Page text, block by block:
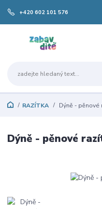
+420 602 101 576
RAZÍTKA Dýně - pěnové
Dýně - pěnové